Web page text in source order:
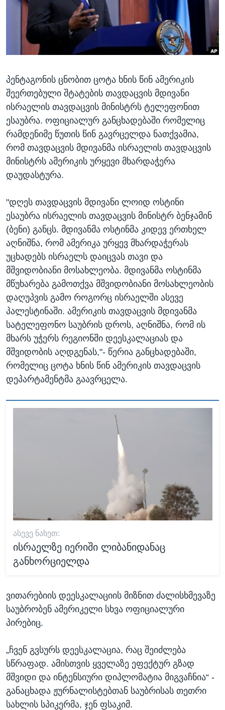
ᲡᲢᲣᲓᲘᲐ ᲕᲐᲨᲘᲜᲒᲢᲝᲜᲘ
ᲯᲐᲜᲛᲠᲗᲔᲚᲝᲑᲐ
ᲛᲔᲪᲜᲘᲔᲠᲔᲑᲐ
ᲙᲣᲚᲢᲣᲠᲐ
ᲒᲐᲚᲘᲚᲔᲝ
ᲓᲔᲖᲘᲜᲤᲝᲠᲛᲐᲪᲘᲐ
Learning English
ᲗᲕᲐᲚᲘ ᲒᲕᲐᲓᲔᲕᲜᲔᲗ
ენები
პენტაგონის ცნობით ცოტა ხნის წინ ამერიკის
შეერთებული შტატების თავდაცვის მდივანი
ისრაელის თავდაცვის მინისტრს ტელეფონით
ესაუბრა. ოფიციალურ განცხადებაში რომელიც
რამდენიმე წუთის წინ გავრცელდა ნათქვამია,
რომ თავდაცვის მდივანმა ისრაელის თავდაცვის
მინისტრს ამერიკის ურყევი მხარდაჭერა
დაუდასტურა.
"დღეს თავდაცვის მდივანი ლოიდ ოსტინი
ესაუბრა ისრაელის თავდაცვის მინისტრ ბენჯამინ
(ბენი) განცს. მდივანმა ოსტინმა კიდევ ერთხელ
აღნიშნა, რომ ამერიკა ურყევ მხარდაჭერას
უცხადებს ისრაელს დაიცვას თავი და
მშვიდობიანი მოსახლეობა. მდივანმა ოსტინმა
მწუხარება გამოთქვა მშვიდობიანი მოსახლეობის
დაღუპვის გამო როგორც ისრაელში ასევე
პალესტინაში. ამერიკის თავდაცვის მდივანმა
სატელეფონო საუბრის დროს, აღნიშნა, რომ ის
მხარს უჭერს რეგიონში დეესკალაციას და
მშვიდობის აღდგენას,"- წერია განცხადებაში,
რომელიც ცოტა ხნის წინ ამერიკის თავდაცვის
დეპარტამენტმა გაავრცელა.
ᲐᲡᲔᲕᲔ ᲜᲐᲮᲔᲗ:
ისრაელზე იერიში ლიბანიდანაც
განხორციელდა
ვითარებიის დეესკალაციის მიზნით ძალისხმევაზე
საუბრობენ ამერიკელი სხვა ოფიციალური
პირებიც.
„ჩვენ გვსურს დეესკალაცია, რაც შეიძლება
სწრაფად. ამისთვის ყველაზე ეფექტურ გზად
მშვიდი და ინტენსიური დიპლომატია მიგვაჩნია“ -
განაცხადა ჟურნალისტებთან საუბრისას თეთრი
სახლის სპიკერმა, ჯენ ფსაკიმ.